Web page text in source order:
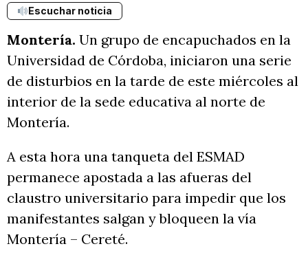
Escuchar noticia
Montería. Un grupo de encapuchados en la
Universidad de Córdoba, iniciaron una serie
de disturbios en la tarde de este miércoles al
interior de la sede educativa al norte de
Montería.
A esta hora una tanqueta del ESMAD
permanece apostada a las afueras del
claustro universitario para impedir que los
manifestantes salgan y bloqueen la vía
Montería – Cereté.